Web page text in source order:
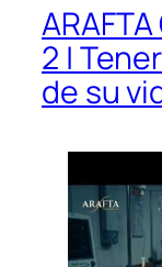
2 |
de su